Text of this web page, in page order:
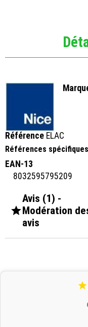
Référence ELAC
Références spécifiques
EAN-13
8032595795209

Avis (1) -
Modération
avis
